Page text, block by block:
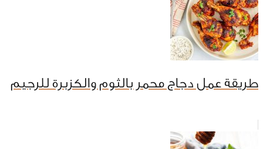
طريقة عمل دجاج محمر بالثوم والكزبرة للرجيم